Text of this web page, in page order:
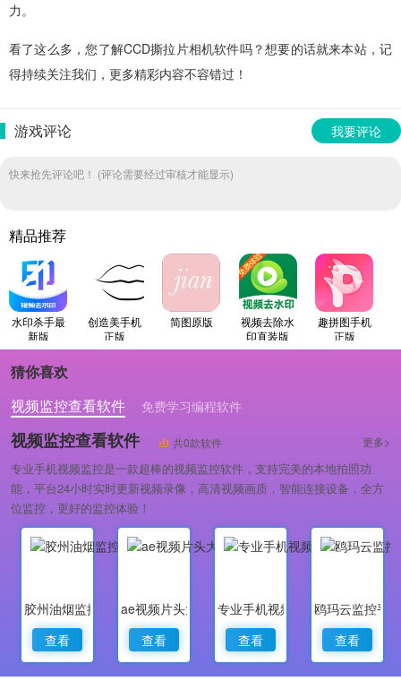
力。
看了这么多，您了解CCD撕拉片相机软件吗？想要的话就来本站，记
得持续关注我们，更多精彩内容不容错过！
游戏评论 我要评论
快来抢先评论吧！ (评论需要经过审核才能显示)
精品推荐
水印杀手最
新版
创造美手机
正版
简图原版
视频去除水
印直装版
趣拼图手机
正版
猜你喜欢
视频监控查看软件
免费学习编程软件
专业做婚礼策划的软件
视频监控查看软件 共0款软件 更多>
专业手机视频监控是一款超棒的视频监控软件，支持完美的本地拍照功
能，平台24小时实时更新视频录像，高清视频画质，智能连接设备，全方
位监控，更好的监控体验！
胶州油烟监控
查看
ae视频片头大师
查看
专业手机视频监控
查看
鸥玛云监控平
查看